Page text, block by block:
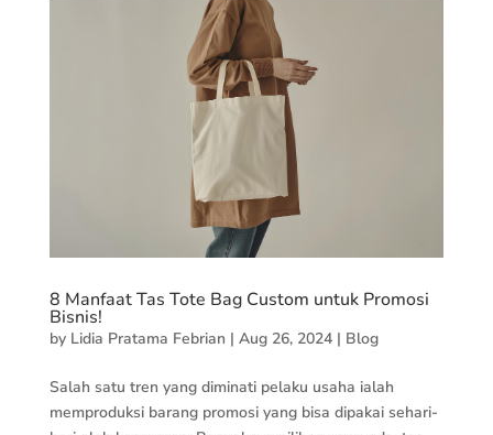
8 Manfaat Tas Tote Bag Custom untuk Promosi
Bisnis!
by Lidia Pratama Febrian | Aug 26, 2024| Blog
Salah satu tren yang diminati pelaku usaha ialah
memproduksi barang promosi yang bisa dipakai sehari-